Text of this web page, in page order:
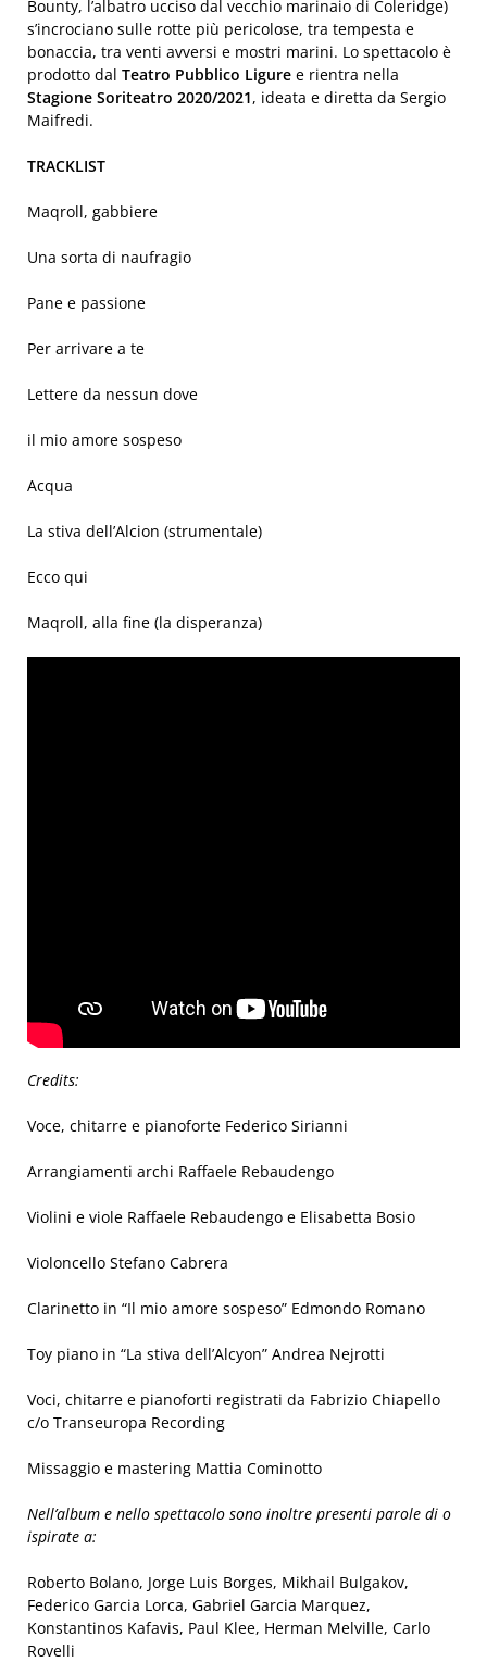
Bounty, l’albatro ucciso dal vecchio marinaio di Coleridge)
s’incrociano sulle rotte più pericolose, tra tempesta e
bonaccia, tra venti avversi e mostri marini. Lo spettacolo è
prodotto dal Teatro Pubblico Ligure e rientra nella
Stagione Soriteatro 2020/2021, ideata e diretta da Sergio
Maifredi.
TRACKLIST
Maqroll, gabbiere
Una sorta di naufragio
Pane e passione
Per arrivare a te
Lettere da nessun dove
il mio amore sospeso
Acqua
La stiva dell’Alcion (strumentale)
Ecco qui
Maqroll, alla fine (la disperanza)
Credits:
Voce, chitarre e pianoforte Federico Sirianni
Arrangiamenti archi Raffaele Rebaudengo
Violini e viole Raffaele Rebaudengo e Elisabetta Bosio
Violoncello Stefano Cabrera
Clarinetto in “Il mio amore sospeso” Edmondo Romano
Toy piano in “La stiva dell’Alcyon” Andrea Nejrotti
Voci, chitarre e pianoforti registrati da Fabrizio Chiapello
c/o Transeuropa Recording
Missaggio e mastering Mattia Cominotto
Nell’album e nello spettacolo sono inoltre presenti parole di o
ispirate a:
Roberto Bolano, Jorge Luis Borges, Mikhail Bulgakov,
Federico Garcia Lorca, Gabriel Garcia Marquez,
Konstantinos Kafavis, Paul Klee, Herman Melville, Carlo
Rovelli